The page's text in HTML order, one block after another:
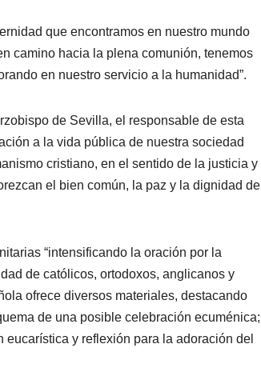
que encontramos en nuestro mundo
camino hacia la plena comunión, tenemos
en nuestro servicio a la humanidad”.
de Sevilla, el responsable de esta
a la vida pública de nuestra sociedad
cristiano, en el sentido de la justicia y
el bien común, la paz y la dignidad de
“intensificando la oración por la
de católicos, ortodoxos, anglicanos y
ofrece diversos materiales, destacando
de una posible celebración ecuménica;
y reflexión para la adoración del